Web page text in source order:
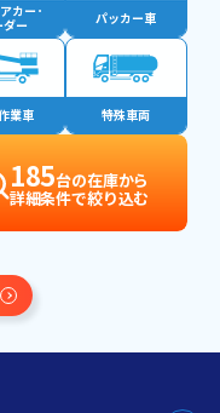
カー･
ダー
パッカー車
業車 特殊車両
185台の在庫から
詳細条件で絞り込む